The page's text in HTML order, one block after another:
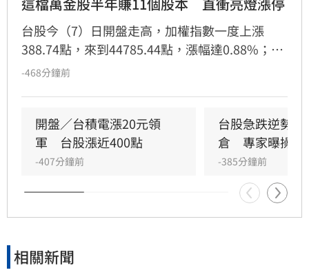
台股今（7）日開盤走高，加權指數一度上漲
388.74點，來到44785.44點，漲幅達0.88%；不
過買盤後繼無力，截至9時39分，指數翻黑向
昨日公布的財報表現亮眼，股價開盤即直奔漲停
鎖住，來到11110元，激勵同族群概念股同步走
揚。
-468分鐘前
開盤／台積電漲20元領
軍　台股漲近400點
-407分鐘前
台股急跌逆勢
倉　專家曝操作
-385分鐘前
相關新聞